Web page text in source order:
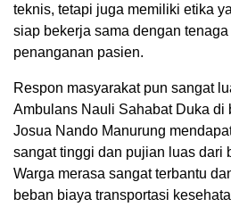
teknis, tetapi juga memiliki etika
siap bekerja sama dengan
penanganan pasien.
Respon masyarakat pun sangat
Ambulans Nauli Sahabat Duka di
Josua Nando Manurung
sangat tinggi dan pujian luas dari
Warga merasa sangat terbantu
beban biaya transportasi